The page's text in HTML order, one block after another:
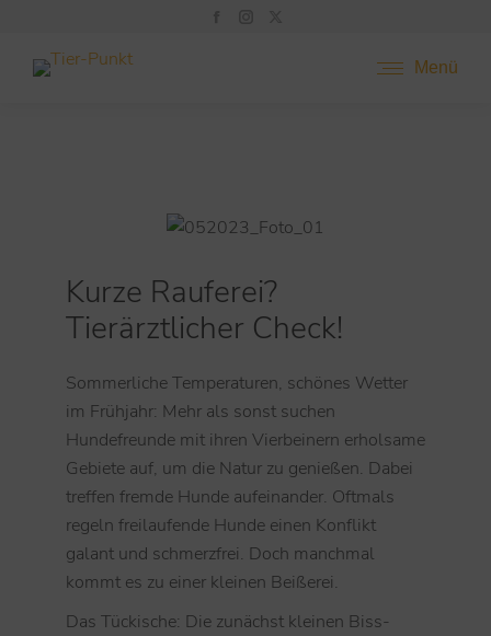
Menü
Kurze Rauferei?
Tierärztlicher Check!
Sommerliche Temperaturen, schönes Wetter
im Frühjahr: Mehr als sonst suchen
Hundefreunde mit ihren Vierbeinern erholsame
Gebiete auf, um die Natur zu genießen. Dabei
treffen fremde Hunde aufeinander. Oftmals
regeln freilaufende Hunde einen Konflikt
galant und schmerzfrei. Doch manchmal
kommt es zu einer kleinen Beißerei.
Das Tückische: Die zunächst kleinen Biss-